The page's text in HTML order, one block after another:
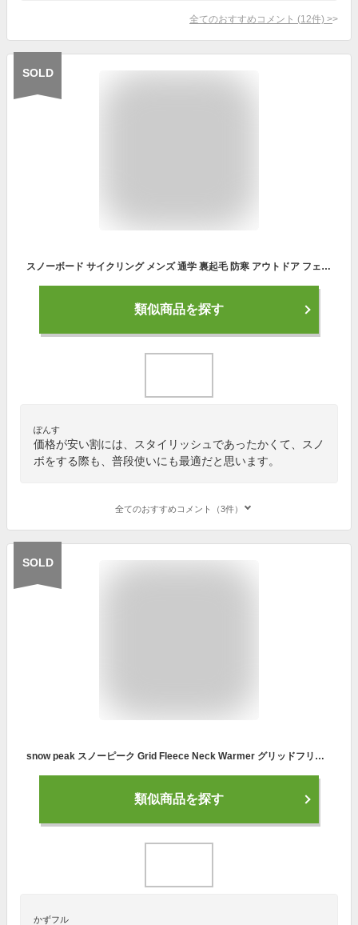
全てのおすすめコメント (12件) >
SOLD
スノーボード サイクリング メンズ 通学 裏起毛 防寒 アウトドア フェイスマスク ロング丈 秋冬 ストレッチ 通勤 スキー フィッシング 登山 ウォーキング ストッパー付き 男女兼用 ネックウォーマー
類似商品を探す
ぽんす
価格が安い割には、スタイリッシュであったかくて、スノ
ボをする際も、普段使いにも最適だと思います。
全てのおすすめコメント（3件）
SOLD
snow peak スノーピーク Grid Fleece Neck Warmer グリッドフリースネックウォーマー メンズ レディース 無地 暖かい スノボ キャンプ アウトドア 登山 バイク 秋 冬
類似商品を探す
かずフル